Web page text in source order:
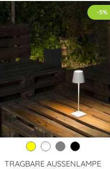
TRAGBARE AUSSENLAMPE L
-5%